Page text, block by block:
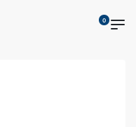
0